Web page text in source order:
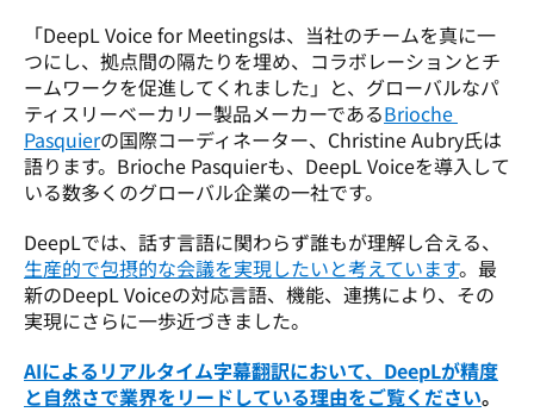
「DeepL Voice for Meetingsは、当社のチームを真に一
つにし、拠点間の隔たりを埋め、コラボレーションとチ
ームワークを促進してくれました」と、グローバルなパ
ティスリーベーカリー製品メーカーであるBrioche
Pasquierの国際コーディネーター、Christine Aubry氏は
語ります。Brioche Pasquierも、DeepL Voiceを導入して
いる数多くのグローバル企業の一社です。
DeepLでは、話す言語に関わらず誰もが理解し合える、
生産的で包摂的な会議を実現したいと考えています。最
新のDeepL Voiceの対応言語、機能、連携により、その
実現にさらに一歩近づきました。
AIによるリアルタイム字幕翻訳において、DeepLが精度
と自然さで業界をリードしている理由をご覧ください。